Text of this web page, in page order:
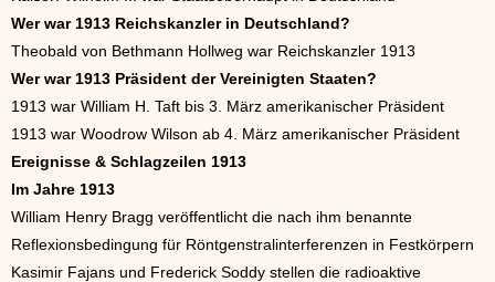
Wer war 1913 Reichskanzler in Deutschland?
Theobald von Bethmann Hollweg war Reichskanzler 1913
Wer war 1913 Präsident der Vereinigten Staaten?
1913 war William H. Taft bis 3. März amerikanischer Präsident
1913 war Woodrow Wilson ab 4. März amerikanischer Präsident
Ereignisse & Schlagzeilen 1913
Im Jahre 1913
William Henry Bragg veröffentlicht die nach ihm benannte
Reflexionsbedingung für Röntgenstralinterferenzen in Festkörpern
Kasimir Fajans und Frederick Soddy stellen die radioaktive